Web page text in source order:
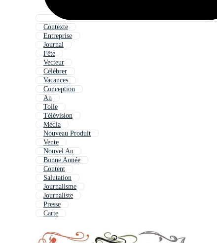
Contexte
Entreprise
Journal
Fête
Vecteur
Célébrer
Vacances
Conception
An
Toile
Télévision
Média
Nouveau Produit
Vente
Nouvel An
Bonne Année
Content
Salutation
Journalisme
Journaliste
Presse
Carte